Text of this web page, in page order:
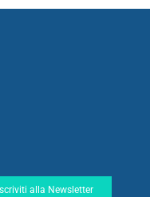
Iscriviti alla Newsletter